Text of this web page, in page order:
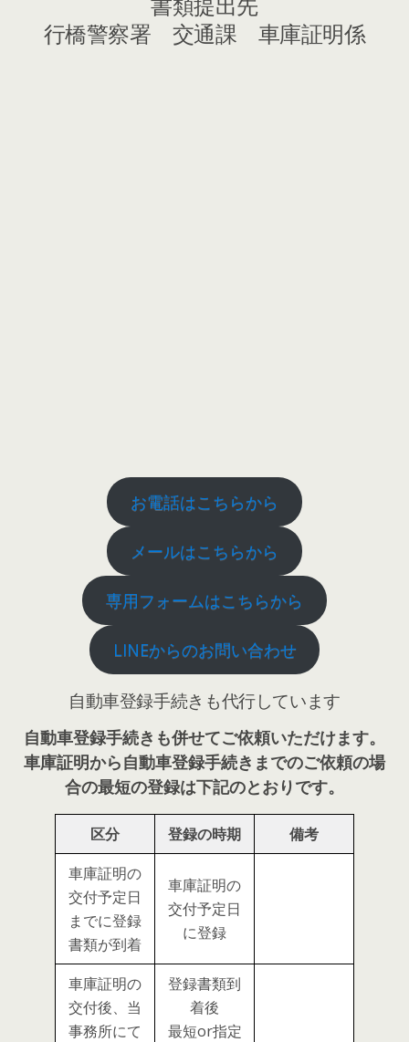
行橋警察署 交通課 車庫証明係
お電話はこちらから
メールはこちらから
専用フォームはこちらから
LINEからのお問い合わせ
自動車登録手続きも代行しています
自動車登録手続きも併せてご依頼いただけます。
車庫証明から自動車登録手続きまでのご依頼の場
合の最短の登録は下記のとおりです。
区分 登録の時期
備考
車庫証明の
交付予定日
までに登録
書類が到着
車庫証明の
交付予定日
に登録
車庫証明の
交付後、当
事務所にて
登録書類到
着後
最短or指定